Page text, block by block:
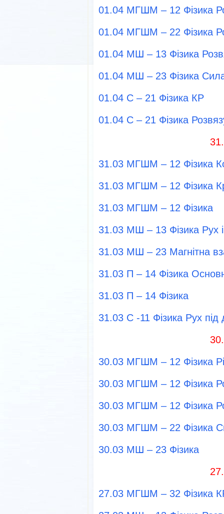
01.04 МГШМ – 12 Фізика
01.04 МГШМ – 22 Фізика
01.04 МШ – 13 Фізика
01.04 МШ – 23 Фізика
01.04 С – 21 Фізика КР
01.04 С – 21 Фізика
31.03 МГШМ – 12 Фізика
31.03 МГШМ – 12 Фізика
31.03 МГШМ – 12 Фізика
31.03 МШ – 13 Фізика Рух
31.03 МШ – 23 Магнітна
31.03 П – 14 Фізика
31.03 П – 14 Фізика
31.03 С -11 Фізика Рух під
30.03 МГШМ – 12 Фізика
30.03 МГШМ – 12 Фізика
30.03 МГШМ – 12 Фізика
30.03 МГШМ – 22 Фізика
30.03 МШ – 23 Фізика
27.03 МГШМ – 32 Фізика